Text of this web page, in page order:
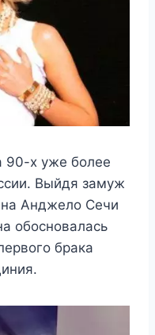
90-х уже более
Выйдя замуж
Анджело Сечи
обосновалась
брака